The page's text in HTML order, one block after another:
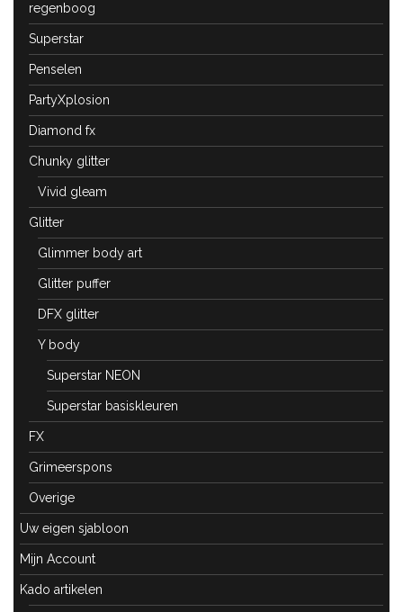
regenboog
Superstar
Penselen
PartyXplosion
Diamond fx
Chunky glitter
Vivid gleam
Glitter
Glimmer body art
Glitter puffer
DFX glitter
Y body
Superstar NEON
Superstar basiskleuren
FX
Grimeerspons
Overige
Uw eigen sjabloon
Mijn Account
Kado artikelen